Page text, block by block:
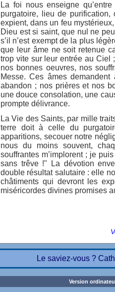
La foi nous enseigne
purgatoire, lieu de
expient, dans un feu
Dieu est si saint, que nul ne
s’il n’est exempt de la plus
que leur âme ne soit retenue
trop vite sur leur entrée au Ciel
nos bonnes oeuvres, nos
Messe. Ces âmes
abandon ; nos prières et nos
une douce consolation, une
prompte délivrance.
La Vie des Saints, par mille
terre doit à celle du
apparitions, secouer notre
nous du moins souvent,
souffrantes m’implorent ; je
sans trêve !" La dévotion
double résultat salutaire : elle
châtiments qui devront les
miséricordes divines promises
Le saviez-vous ?
Version